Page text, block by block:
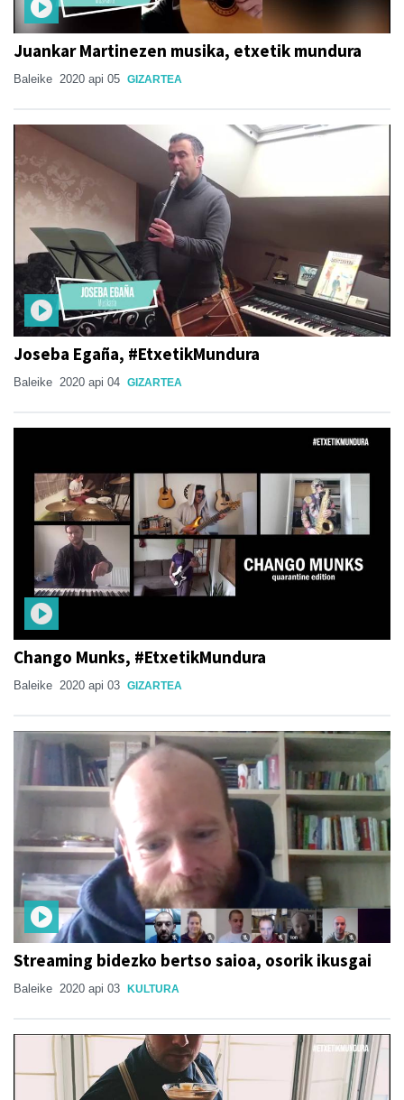
Juankar Martinezen musika, etxetik mundura
Baleike 2020 api 05 GIZARTEA
Joseba Egaña, #EtxetikMundura
Baleike 2020 api 04 GIZARTEA
Chango Munks, #EtxetikMundura
Baleike 2020 api 03 GIZARTEA
Streaming bidezko bertso saioa, osorik ikusgai
Baleike 2020 api 03 KULTURA